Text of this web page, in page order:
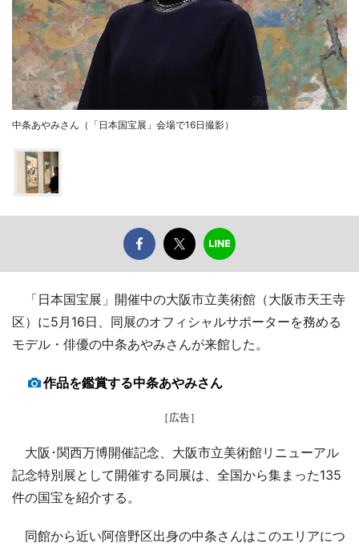
中条あやみさん（「日本国宝展」会場で16日撮影）
「日本国宝展」開催中の大阪市立美術館（大阪市天王寺
区）に5月16日、同展のオフィシャルサポーターを務める
モデル・俳優の中条あやみさんが来館した。
作品を鑑賞する中条あやみさん
［広告］
大阪･関西万博開催記念、大阪市立美術館リニューアル
記念特別展として開催する同展は、全国から集まった135
件の国宝を紹介する。
同館から近い阿倍野区出身の中条さんはこのエリアにつ